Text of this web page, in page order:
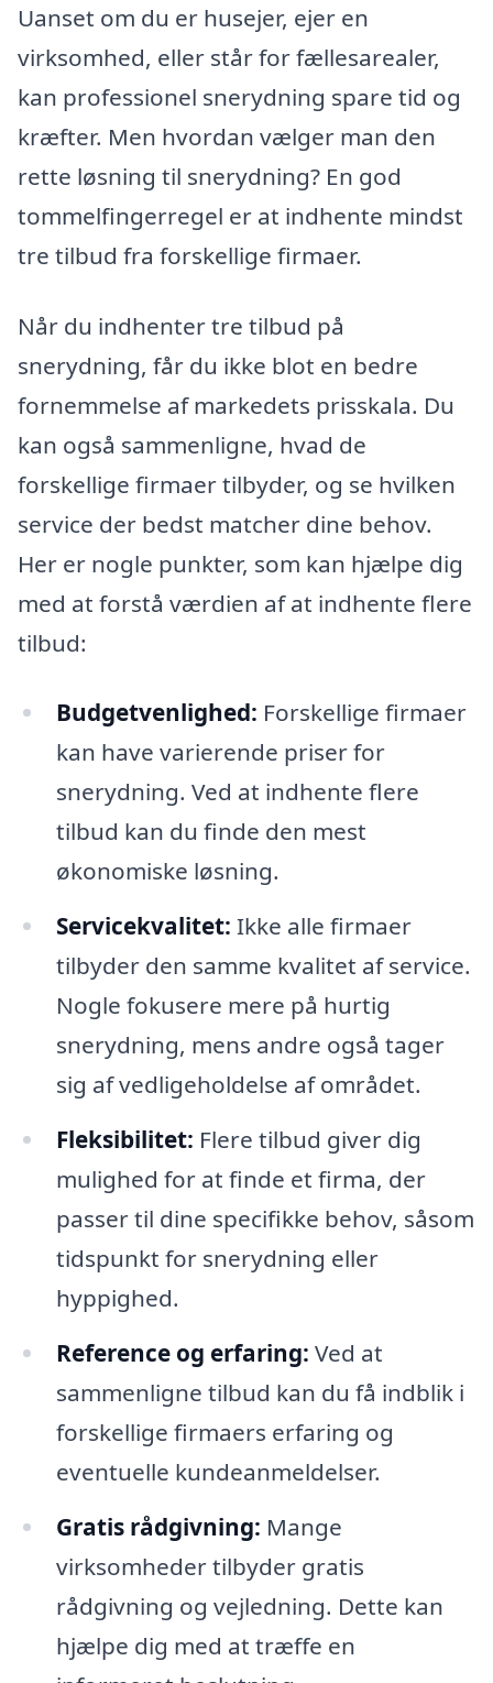
Uanset om du er husejer, ejer en
virksomhed, eller står for fællesarealer,
kan professionel snerydning spare tid og
kræfter. Men hvordan vælger man den
rette løsning til snerydning? En god
tommelfingerregel er at indhente mindst
tre tilbud fra forskellige firmaer.
Når du indhenter tre tilbud på
snerydning, får du ikke blot en bedre
fornemmelse af markedets prisskala. Du
kan også sammenligne, hvad de
forskellige firmaer tilbyder, og se hvilken
service der bedst matcher dine behov.
Her er nogle punkter, som kan hjælpe dig
med at forstå værdien af at indhente flere
tilbud:
Budgetvenlighed: Forskellige firmaer
kan have varierende priser for
snerydning. Ved at indhente flere
tilbud kan du finde den mest
økonomiske løsning.
Servicekvalitet: Ikke alle firmaer
tilbyder den samme kvalitet af service.
Nogle fokusere mere på hurtig
snerydning, mens andre også tager
sig af vedligeholdelse af området.
Fleksibilitet: Flere tilbud giver dig
mulighed for at finde et firma, der
passer til dine specifikke behov, såsom
tidspunkt for snerydning eller
hyppighed.
Reference og erfaring: Ved at
sammenligne tilbud kan du få indblik i
forskellige firmaers erfaring og
eventuelle kundeanmeldelser.
Gratis rådgivning: Mange
virksomheder tilbyder gratis
rådgivning og vejledning. Dette kan
hjælpe dig med at træffe en